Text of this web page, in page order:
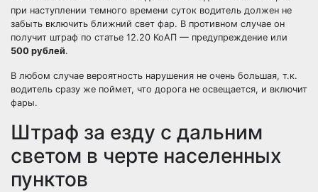
при наступлении темного времени суток водитель должен не
забыть включить ближний свет фар. В противном случае он
получит штраф по статье 12.20 КоАП — предупреждение или
500 рублей.
В любом случае вероятность нарушения не очень большая, т.к.
водитель сразу же поймет, что дорога не освещается, и включит
фары.
Штраф за езду с дальним
светом в черте населенных
пунктов